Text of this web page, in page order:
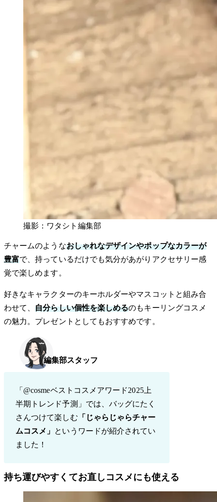
撮影：ワタシト編集部
チャームのようなおしゃれなデザインやポップなカラーが
豊富で、持っているだけでも気分があがりアクセサリー感
覚で楽しめます。
好きなキャラクターのキーホルダーやマスコットと組み合
わせて、自分らしい個性を楽しめるのもキーリングコスメ
の魅力。プレゼントとしてもおすすめです。
編集部スタッフ
「@cosmeベストコスメアワード2025上
半期トレンド予測」では、バッグにたく
さんつけて楽しむ 「じゃらじゃらチャー
ムコスメ」 というワードが紹介されてい
ました！
持ち運びやすくてお直しコスメにも使える